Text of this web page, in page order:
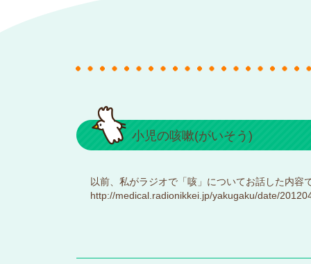
小児の咳嗽(がいそう)
以前、私がラジオで「咳」についてお話した内容
http://medical.radionikkei.jp/yakugaku/date/